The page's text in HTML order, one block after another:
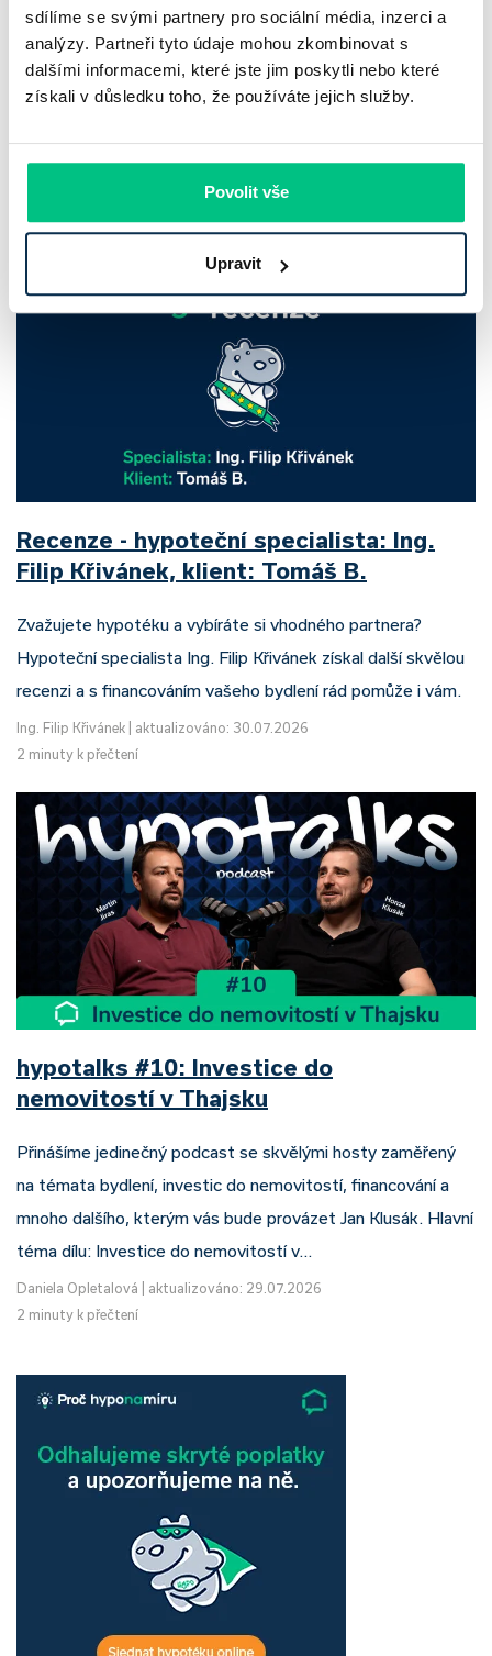
sdílíme se svými partnery pro sociální média, inzerci a
analýzy. Partneři tyto údaje mohou zkombinovat s
dalšími informacemi, které jste jim poskytli nebo které
získali v důsledku toho, že používáte jejich služby.
Povolit vše
Upravit
neznamená slabší banku
Komerční banka nabízí docela plastický obrázek dnešního
Pavel Pohanka|aktualizováno: 31.07.2026
Recenze - hypoteční specialista: Ing.
Filip Křivánek, klient: Tomáš B.
Zvažujete hypotéku a vybíráte si vhodného partnera?
Hypoteční specialista Ing. Filip Křivánek získal další skvělou
recenzi a s financováním vašeho bydlení rád pomůže i vám.
Ing. Filip Křivánek
aktualizováno: 30.07.2026
2 minuty k přečtení
hypotalks #10: Investice do
nemovitostí v Thajsku
Přinášíme jedinečný podcast se skvělými hosty zaměřený
na témata bydlení, investic do nemovitostí, financování a
mnoho dalšího, kterým vás bude provázet Jan Klusák. Hlavní
téma dílu: Investice do nemovitostí v…
Daniela Opletalová
aktualizováno: 29.07.2026
2 minuty k přečtení